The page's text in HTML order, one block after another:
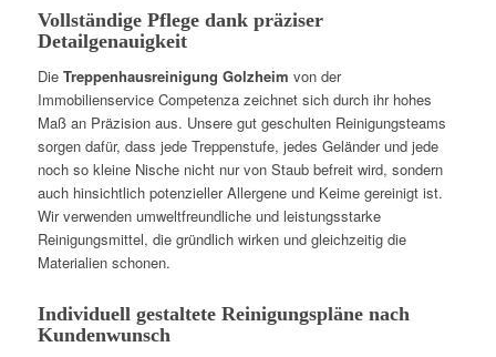
Vollständige Pflege dank präziser
Detailgenauigkeit
Die Treppenhausreinigung Golzheim von der
Immobilienservice Competenza zeichnet sich durch ihr hohes
Maß an Präzision aus. Unsere gut geschulten Reinigungsteams
sorgen dafür, dass jede Treppenstufe, jedes Geländer und jede
noch so kleine Nische nicht nur von Staub befreit wird, sondern
auch hinsichtlich potenzieller Allergene und Keime gereinigt ist.
Wir verwenden umweltfreundliche und leistungsstarke
Reinigungsmittel, die gründlich wirken und gleichzeitig die
Materialien schonen.
Individuell gestaltete Reinigungspläne nach
Kundenwunsch